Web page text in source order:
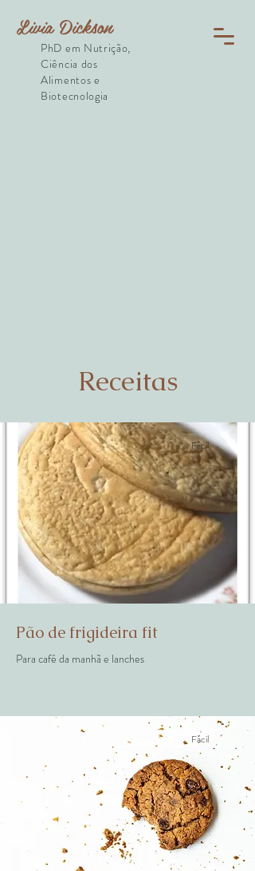
Livia Dickson
PhD em Nutrição,
Ciência dos
Alimentos e
Biotecnologia
Receitas
Fácil
Pão de frigideira fit
Para café da manhã e lanches
Fácil